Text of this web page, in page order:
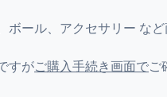
ボール、アクセサリー な
すがご購入手続き画面でご